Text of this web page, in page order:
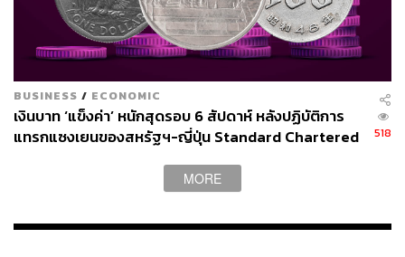
เขาอธิบายต่อว่า ตลอด 3 ปีครึ่งที่คุมทีมนิวซีแลนด์ เขาได้เล่น
เกมในบ้านเพียง 2 นัดเท่านั้น ที่เหลือคือการออกไปเผชิญหน้า
กับทีมที่มีแรงกิ้งสูงกว่าเกือบทั้งหมด เพราะเป้าหมายไม่ใช่
การเก็บสถิติชนะ หากแต่เป็นการสร้างนักเตะที่พร้อมสู้กับทีม
ระดับโลก และได้เรียนรู้ให้มากที่สุด
BUSINESS / ECONOMIC
เงินบาท ‘แข็งค่า’ หนักสุดรอบ 6 สัปดาห์ หลังปฏิบัติการ
แทรกแซงเยนของสหรัฐฯ-ญี่ปุ่น Standard Chartered
518
MORE